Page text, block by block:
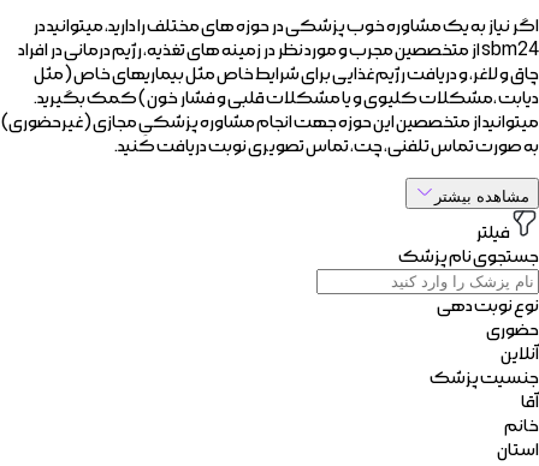
اگر نیاز به یک مشاوره خوب پزشکی در حوزه های مختلف را دارید، میتوانید در
sbm24 از متخصصین مجرب و مورد نظر در زمینه های تغذیه، رژیم درمانی در افراد
چاق و لاغر، و دریافت رژیم غذایی برای شرایط خاص مثل بیماریهای خاص (مثل
دیابت ،مشکلات کلیوی و یا مشکلات قلبی و فشار خون ) کمک بگیرید.
میتوانید از متخصصین این حوزه جهت انجام مشاوره پزشکیِ مجازی (غیرحضوری)
به صورت تماس تلفنی، چت، تماس تصویری نوبت دریافت کنید.
مشاهده بیشتر
فیلتر
جستجوی نام پزشک
نوع نوبت دهی
حضوری
آنلاین
جنسیت پزشک
آقا
خانم
استان